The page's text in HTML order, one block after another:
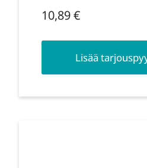
10,89€
Lisää